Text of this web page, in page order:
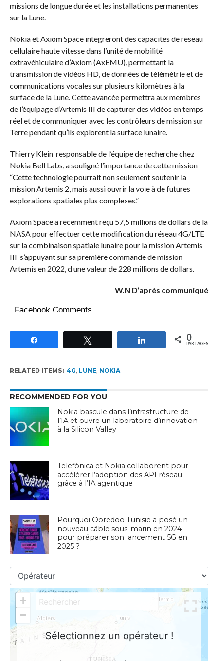
missions de longue durée et les installations permanentes
sur la Lune.
Nokia et Axiom Space intégreront des capacités de réseau
cellulaire haute vitesse dans l’unité de mobilité
extravéhiculaire d’Axiom (AxEMU), permettant la
transmission de vidéos HD, de données de télémétrie et de
communications vocales sur plusieurs kilomètres à la
surface de la Lune. Cette avancée permettra aux membres
de l’équipage d’Artemis III de capturer des vidéos en temps
réel et de communiquer avec les contrôleurs de mission sur
Terre pendant qu’ils explorent la surface lunaire.
Thierry Klein, responsable de l’équipe de recherche chez
Nokia Bell Labs, a souligné l’importance de cette mission :
“Cette technologie pourrait non seulement soutenir la
mission Artemis 2, mais aussi ouvrir la voie à de futures
explorations spatiales plus complexes.”
Axiom Space a récemment reçu 57,5 millions de dollars de la
NASA pour effectuer cette modification du réseau 4G/LTE
sur la combinaison spatiale lunaire pour la mission Artemis
III, s’appuyant sur sa première commande de mission
Artemis en 2022, d’une valeur de 228 millions de dollars.
W.N D’après communiqué
Facebook Comments
Partagez 0
PARTAGES
RELATED ITEMS: 4G LUNE, NOKIA
RECOMMENDED FOR YOU
Nokia bascule dans l’infrastructure de
l’IA et ouvre un laboratoire d’innovation
à la Silicon Valley
Telefónica et Nokia collaborent pour
accélérer l’adoption des API réseau
grâce à l’IA agentique
Pourquoi Ooredoo Tunisie a posé un
nouveau câble sous-marin en 2024
pour préparer son lancement 5G en
2025 ?